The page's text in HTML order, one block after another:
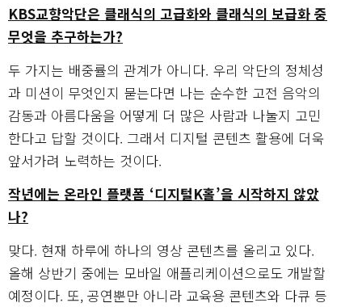
KBS교향악단은 클래식의 고급화와 클래식의 보급화 중
무엇을 추구하는가?
두 가지는 배중률의 관계가 아니다. 우리 악단의 정체성
과 미션이 무엇인지 묻는다면 나는 순수한 고전 음악의
감동과 아름다움을 어떻게 더 많은 사람과 나눌지 고민
한다고 답할 것이다. 그래서 디지털 콘텐츠 활용에 더욱
앞서가려 노력하는 것이다.
작년에는 온라인 플랫폼 ‘디지털K홀’을 시작하지 않았
나?
맞다. 현재 하루에 하나의 영상 콘텐츠를 올리고 있다.
올해 상반기 중에는 모바일 애플리케이션으로도 개발할
예정이다. 또, 공연뿐만 아니라 교육용 콘텐츠와 다큐 등